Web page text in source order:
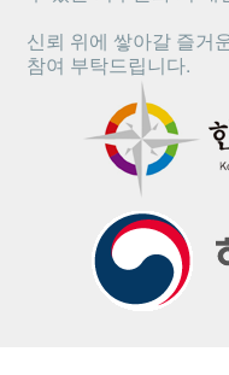
신뢰 위에 쌓아갈 즐거
참여 부탁드립니다.